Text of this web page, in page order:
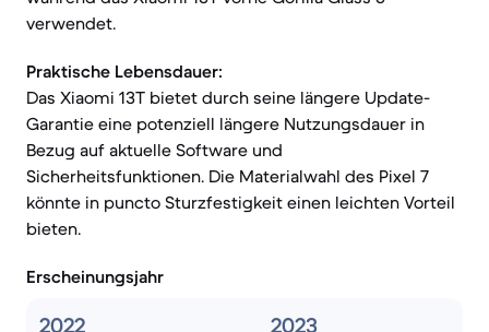
verwendet.
Praktische Lebensdauer:
Das Xiaomi 13T bietet durch seine längere Update-
Garantie eine potenziell längere Nutzungsdauer in
Bezug auf aktuelle Software und
Sicherheitsfunktionen. Die Materialwahl des Pixel 7
könnte in puncto Sturzfestigkeit einen leichten Vorteil
bieten.
Erscheinungsjahr
2022 2023